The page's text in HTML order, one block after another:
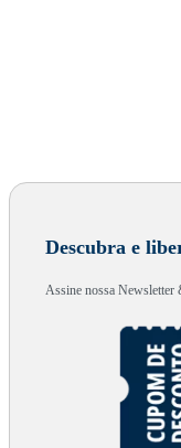
Descubra e
Assine nossa Newsletter